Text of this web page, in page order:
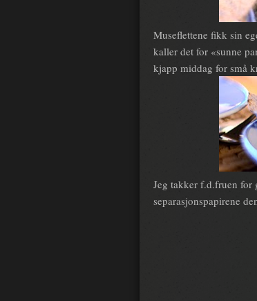
Museflettene fikk sin
kaller det for «sunne
kjapp middag for små
Jeg takker f.d.fruen for
separasjonspapirene